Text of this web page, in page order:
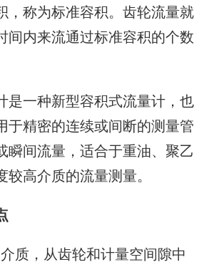
，称为标准容积。齿轮流量就
间内来流通过标准容积的个数
一种新型容积式流量计，也
于精密的连续或间断的测量管
瞬间流量，适合于重油、聚乙
高介质的流量测量。
，从齿轮和计量空间隙中